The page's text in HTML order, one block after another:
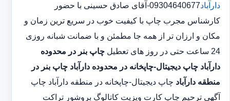
دارآباد
09304640677-آقای صادق حسینی با حضور
کارشناس مجرب چاپ با کیفیت خوب در سریع ترین زمان و
مکان و ارزان تر از همه جا مطمئن و با ضمانت شبانه روزی
24 ساعت حتی در روز های تعطیل
چاپ بنر در محدوده
دارآباد چاپ دیجیتال-چاپخانه در محدوده دارآباد چاپ بنر در
منطقه دارآباد چاپ دیجیتال-چاپخانه در منطقه دارآباد چاپ
آگهی ترحیم چاپ کارت ویزیت کاتالوگ بروشور تراکت